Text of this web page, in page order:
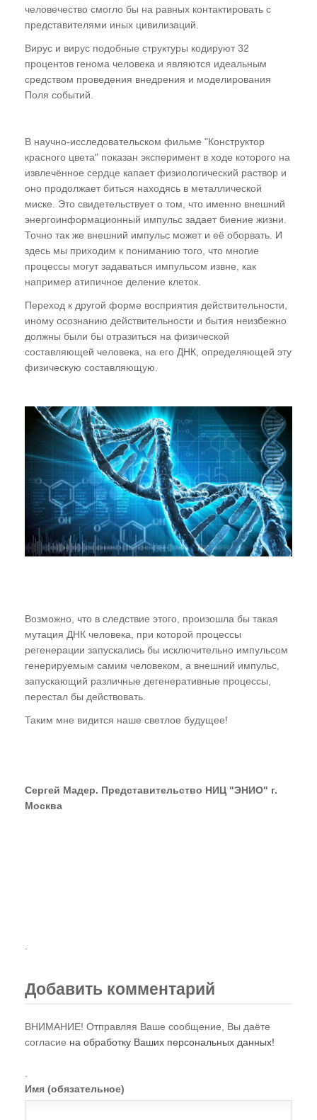
человечество смогло бы на равных контактировать с
представителями иных цивилизаций.
Вирус и вирус подобные структуры кодируют 32
процентов генома человека и являются идеальным
средством проведения внедрения и моделирования
Поля событий.
В научно-исследовательском фильме "Конструктор
красного цвета" показан эксперимент в ходе которого на
извлечённое сердце капает физиологический раствор и
оно продолжает биться находясь в металлической
миске. Это свидетельствует о том, что именно внешний
энергоинформационный импульс задает биение жизни.
Точно так же внешний импульс может и её оборвать. И
здесь мы приходим к пониманию того, что многие
процессы могут задаваться импульсом извне, как
например атипичное деление клеток.
Переход к другой форме восприятия действительности,
иному осознанию действительности и бытия неизбежно
должны были бы отразиться на физической
составляющей человека, на его ДНК, определяющей эту
физическую составляющую.
Возможно, что в следствие этого, произошла бы такая
мутация ДНК человека, при которой процессы
регенерации запускались бы исключительно импульсом
генерируемым самим человеком, а внешний импульс,
запускающий различные дегенеративные процессы,
перестал бы действовать.
Таким мне видится наше светлое будущее!
Сергей Мадер. Представительство НИЦ "ЭНИО" г.
Москва
.
Добавить комментарий
ВНИМАНИЕ! Отправляя Ваше сообщение, Вы даёте
согласие на обработку Ваших персональных данных!
.
Имя (обязательное)